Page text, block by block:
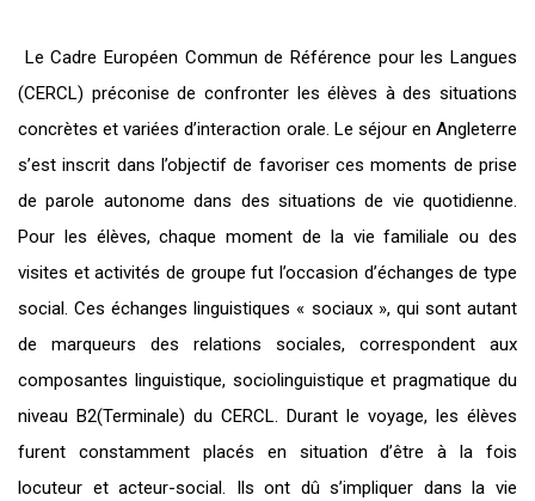
Le Cadre Européen Commun de Référence pour les Langues
(CERCL) préconise de confronter les élèves à des situations
concrètes et variées d’interaction orale. Le séjour en Angleterre
s’est inscrit dans l’objectif de favoriser ces moments de prise
de parole autonome dans des situations de vie quotidienne.
Pour les élèves, chaque moment de la vie familiale ou des
visites et activités de groupe fut l’occasion d’échanges de type
social. Ces échanges linguistiques « sociaux », qui sont autant
de marqueurs des relations sociales, correspondent aux
composantes linguistique, sociolinguistique et pragmatique du
niveau B2(Terminale) du CERCL. Durant le voyage, les élèves
furent constamment placés en situation d’être à la fois
locuteur et acteur-social. Ils ont dû s’impliquer dans la vie